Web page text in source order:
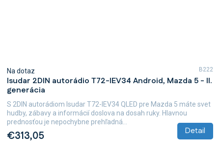
Isudar 2DIN autorádio T72-IEV34 Android, Mazda 5 - II.
generácia
Na dotaz
€313,05 Detail
S 2DIN autorádiom Isudar T72-IEV34 QLED pre Mazda 5 máte svet
hudby, zábavy a informácií doslova na dosah ruky. Hlavnou
prednosťou je nepochybne prehľadná...
B222